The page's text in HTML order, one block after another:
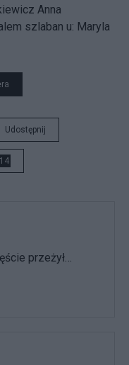
Anna
szlaban u: Maryla
Udostępnij
14
przeżył…